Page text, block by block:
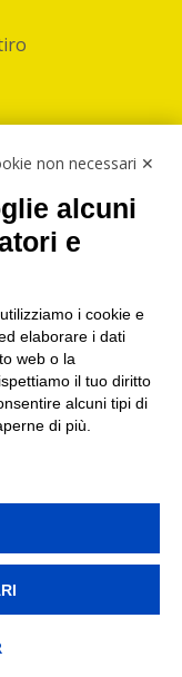
pacchi nelle
Firenze| Genova
| Cap.Soc.: 50.000€ |
Cookies
i tuoi pacchi.
non necessari ✕
alcuni
e
i cookie e
elaborare i dati
web o la
il tuo diritto
alcuni tipi di
di più.